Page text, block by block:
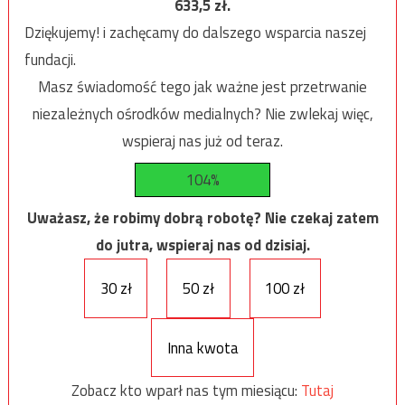
633,5zł.
Dziękujemy! i zachęcamy do dalszego wsparcia naszej
fundacji.
Masz świadomość tego jak ważne jest przetrwanie
niezależnych ośrodków medialnych? Nie zwlekaj więc,
wspieraj nas już od teraz.
104%
Uważasz, że robimy dobrą robotę? Nie czekaj zatem
do jutra, wspieraj nas od dzisiaj.
30 zł
50 zł 100 zł
Inna kwota
Zobacz kto wparł nas tym miesiącu: Tutaj